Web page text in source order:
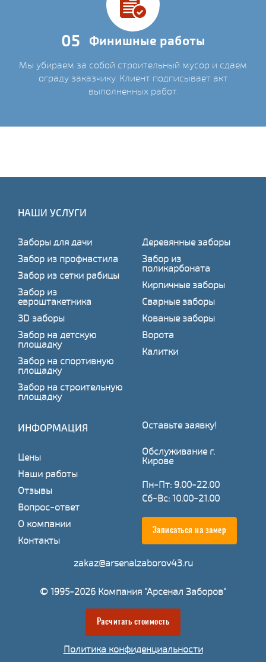
05 Финишные работы
Мы убираем за собой строительный мусор и сдаем
ограду заказчику. Клиент подписывает акт
выполненных работ.
НАШИ УСЛУГИ
Заборы для дачи
Забор из профнастила
Забор из сетки рабицы
Забор из
евроштакетника
3D заборы
Забор на детскую
площадку
Забор на спортивную
площадку
Забор на строительную
площадку
Деревянные заборы
Забор из
поликарбоната
Кирпичные заборы
Сварные заборы
Кованые заборы
Ворота
Калитки
ИНФОРМАЦИЯ
Цены
Наши работы
Отзывы
Вопрос-ответ
О компании
Контакты
Оставьте заявку!
Обслуживание г.
Кирове
Пн-Пт: 9.00-22.00
Сб-Вс: 10.00-21.00
Записаться на замер
zakaz@arsenalzaborov43.ru
© 1995-2026 Компания "Арсенал Заборов"
Расчитать стоимость
Политика конфиденциальности